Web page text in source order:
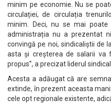
minim pe economie. Nu se
circulației, de circulația
minim. Deci, nu se mai
administrația nu a prezentat
convingă pe noi, sindicaliștii de
asta și creșterea de salarii va
propus'', a precizat liderul sindical.
Acesta a adăugat că are
extinde, în prezent aceasta
cele opt regionale existente,